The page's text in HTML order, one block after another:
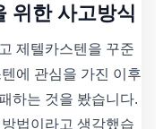
위한 사고방식
제텔카스텐을 꾸준
에 관심을 가진 이후
하는 것을 봤습니다.
법이라고 생각했습